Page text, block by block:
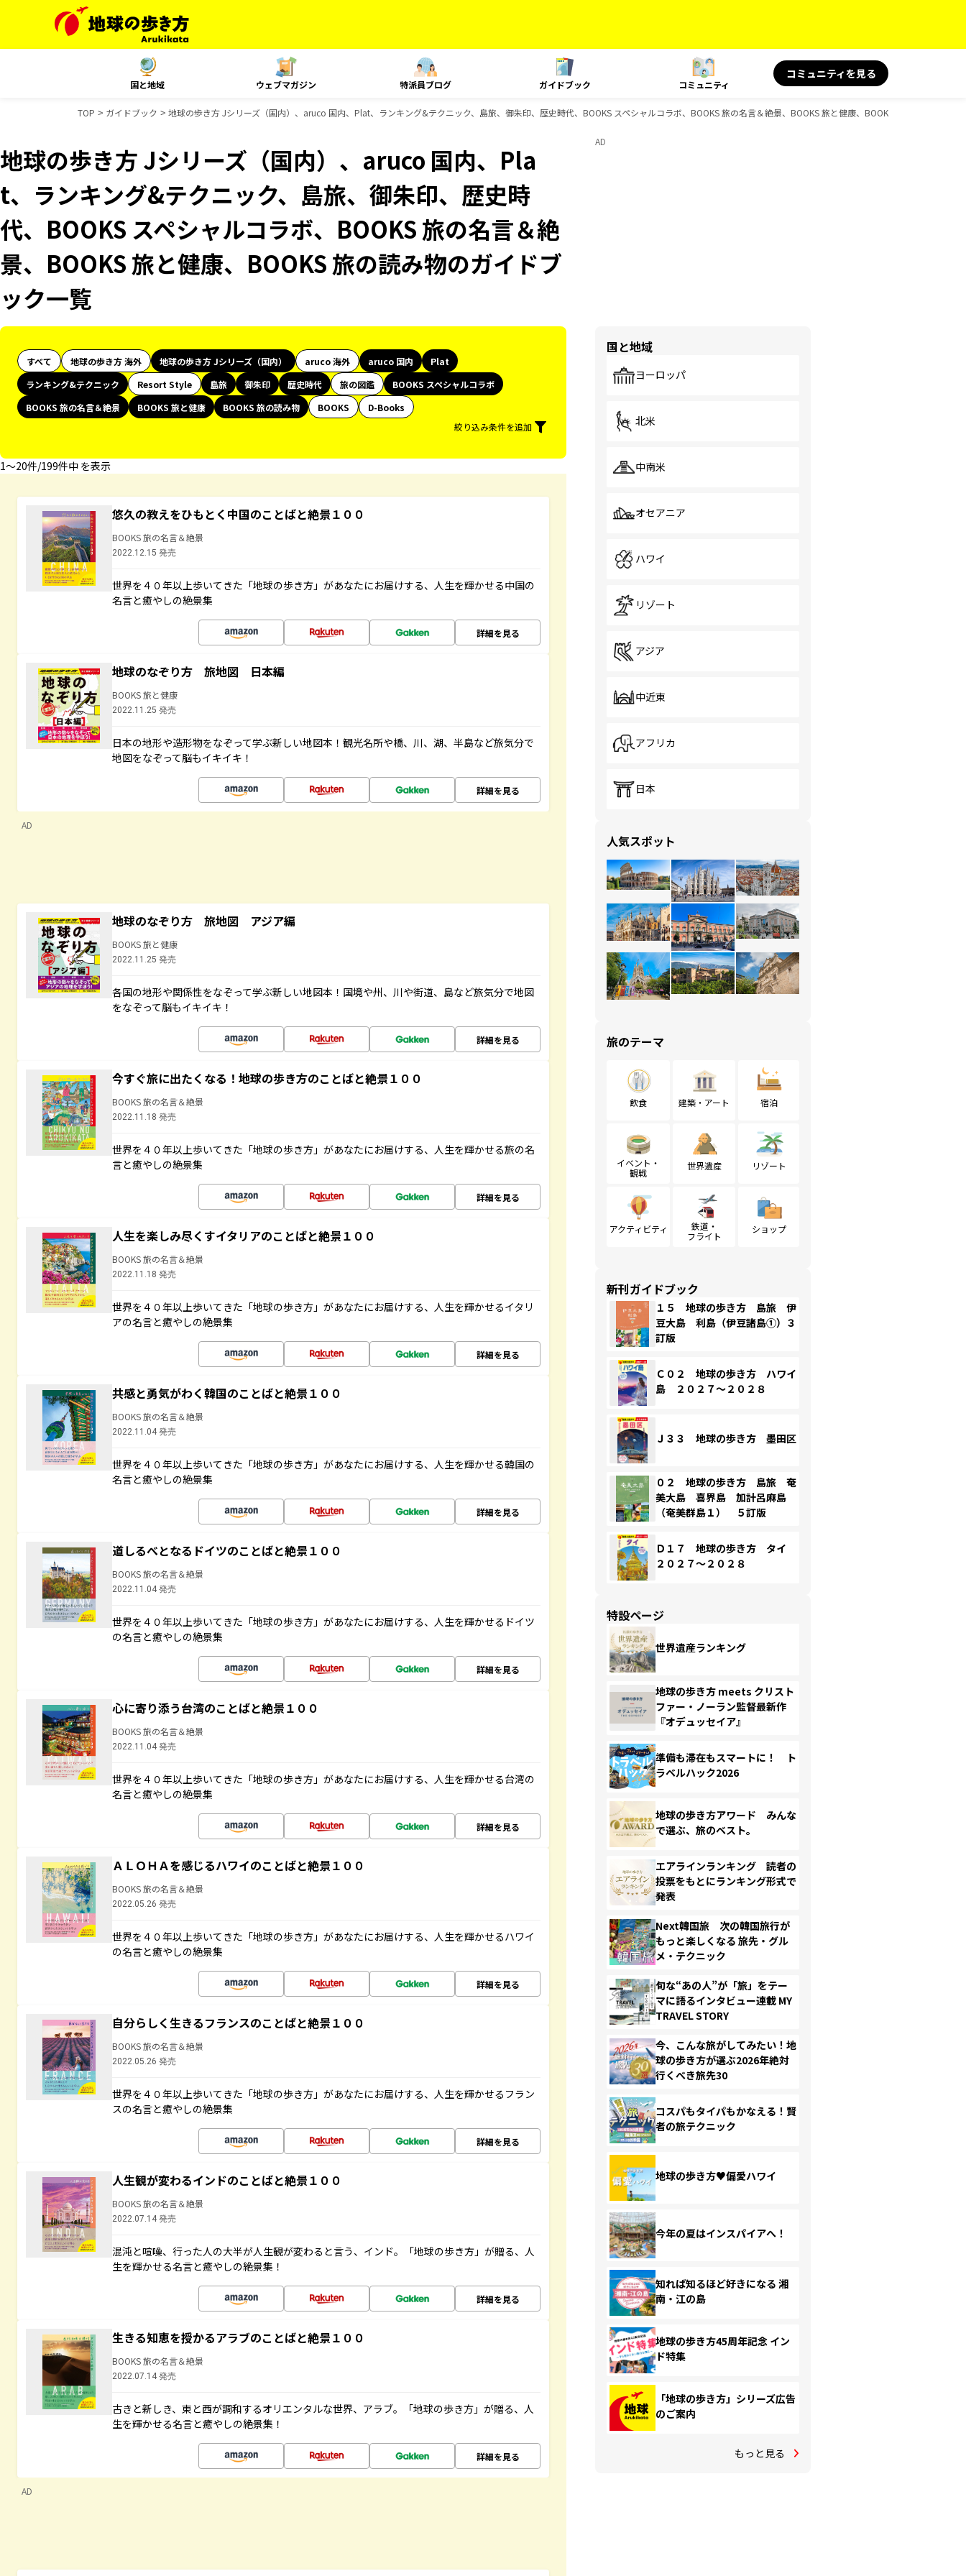
国と地域 ウェブマガジン 特派員ブログ ガイドブック コミュニティ
コミュニティを見る
TOP ガイドブック 地球の歩き方 Jシリーズ（国内）、aruco 国内、Plat、ランキング&テクニック、島旅、御朱印、歴史時代、BOOKS スペシャルコラボ、BOOKS 旅の名言＆絶景、BOOKS 旅と健康、BOOKS 旅の読み物のガ
地球の歩き方 Jシリーズ（国内）、aruco 国内、Pla
t、ランキング&テクニック、島旅、御朱印、歴史時
代、BOOKS スペシャルコラボ、BOOKS 旅の名言＆絶
景、BOOKS 旅と健康、BOOKS 旅の読み物のガイドブ
ック一覧
すべて 地球の歩き方 海外 地球の歩き方 Jシリーズ（国内） aruco 海外 aruco 国内
Plat
ランキング&テクニック
Resort Style 島旅 御朱印 歴史時代 旅の図鑑
BOOKS スペシャルコラボ
BOOKS 旅の名言＆絶景
BOOKS 旅と健康 BOOKS 旅の読み物 BOOKS
D-Books
絞り込み条件を追加
1〜20件/199件中 を表示
悠久の教えをひもとく中国のことばと絶景１００
BOOKS 旅の名言＆絶景
2022.12.15 発売
世界を４０年以上歩いてきた「地球の歩き方」があなたにお届けする、人生を輝かせる中国の
名言と癒やしの絶景集
詳細を見る
地球のなぞり方 旅地図 日本編
BOOKS 旅と健康
2022.11.25 発売
日本の地形や造形物をなぞって学ぶ新しい地図本！観光名所や橋、川、湖、半島など旅気分で
地図をなぞって脳もイキイキ！
詳細を見る
AD
地球のなぞり方 旅地図 アジア編
BOOKS 旅と健康
2022.11.25 発売
各国の地形や関係性をなぞって学ぶ新しい地図本！国境や州、川や街道、島など旅気分で地図
をなぞって脳もイキイキ！
詳細を見る
今すぐ旅に出たくなる！地球の歩き方のことばと絶景１００
BOOKS 旅の名言＆絶景
2022.11.18 発売
世界を４０年以上歩いてきた「地球の歩き方」があなたにお届けする、人生を輝かせる旅の名
言と癒やしの絶景集
詳細を見る
人生を楽しみ尽くすイタリアのことばと絶景１００
BOOKS 旅の名言＆絶景
2022.11.18 発売
世界を４０年以上歩いてきた「地球の歩き方」があなたにお届けする、人生を輝かせるイタリ
アの名言と癒やしの絶景集
詳細を見る
共感と勇気がわく韓国のことばと絶景１００
BOOKS 旅の名言＆絶景
2022.11.04 発売
世界を４０年以上歩いてきた「地球の歩き方」があなたにお届けする、人生を輝かせる韓国の
名言と癒やしの絶景集
詳細を見る
道しるべとなるドイツのことばと絶景１００
BOOKS 旅の名言＆絶景
2022.11.04 発売
世界を４０年以上歩いてきた「地球の歩き方」があなたにお届けする、人生を輝かせるドイツ
の名言と癒やしの絶景集
詳細を見る
心に寄り添う台湾のことばと絶景１００
BOOKS 旅の名言＆絶景
2022.11.04 発売
世界を４０年以上歩いてきた「地球の歩き方」があなたにお届けする、人生を輝かせる台湾の
名言と癒やしの絶景集
詳細を見る
ＡＬＯＨＡを感じるハワイのことばと絶景１００
BOOKS 旅の名言＆絶景
2022.05.26 発売
世界を４０年以上歩いてきた「地球の歩き方」があなたにお届けする、人生を輝かせるハワイ
の名言と癒やしの絶景集
詳細を見る
自分らしく生きるフランスのことばと絶景１００
BOOKS 旅の名言＆絶景
2022.05.26 発売
世界を４０年以上歩いてきた「地球の歩き方」があなたにお届けする、人生を輝かせるフラン
スの名言と癒やしの絶景集
詳細を見る
人生観が変わるインドのことばと絶景１００
BOOKS 旅の名言＆絶景
2022.07.14 発売
混沌と喧噪、行った人の大半が人生観が変わると言う、インド。「地球の歩き方」が贈る、人
生を輝かせる名言と癒やしの絶景集！
詳細を見る
生きる知恵を授かるアラブのことばと絶景１００
BOOKS 旅の名言＆絶景
2022.07.14 発売
古きと新しき、東と西が調和するオリエンタルな世界、アラブ。「地球の歩き方」が贈る、人
生を輝かせる名言と癒やしの絶景集！
詳細を見る
AD
AD
国と地域
ヨーロッパ
北米
中南米
オセアニア
ハワイ
リゾート
アジア
中近東
アフリカ
日本
人気スポット
旅のテーマ
飲食 建築・アート 宿泊
イベント・
観戦
世界遺産 リゾート
アクティビティ
鉄道・
フライト
ショップ
新刊ガイドブック
１５ 地球の歩き方 島旅 伊
豆大島 利島（伊豆諸島①）３
訂版
Ｃ０２ 地球の歩き方 ハワイ
島 ２０２７～２０２８
Ｊ３３ 地球の歩き方 墨田区
０２ 地球の歩き方 島旅 奄
美大島 喜界島 加計呂麻島
（奄美群島１） ５訂版
Ｄ１７ 地球の歩き方 タイ
２０２７～２０２８
特設ページ
世界遺産ランキング
地球の歩き方 meets クリスト
ファー・ノーラン監督最新作
『オデュッセイア』
準備も滞在もスマートに！ ト
ラベルハック2026
地球の歩き方アワード みんな
で選ぶ、旅のベスト。
エアラインランキング 読者の
投票をもとにランキング形式で
発表
Next韓国旅 次の韓国旅行が
もっと楽しくなる 旅先・グル
メ・テクニック
旬な“あの人”が「旅」をテー
マに語るインタビュー連載 MY
TRAVEL STORY
今、こんな旅がしてみたい！地
球の歩き方が選ぶ2026年絶対
行くべき旅先30
コスパもタイパもかなえる！賢
者の旅テクニック
地球の歩き方♥偏愛ハワイ
今年の夏はインスパイアへ！
知れば知るほど好きになる 湘
南・江の島
地球の歩き方45周年記念 イン
ド特集
「地球の歩き方」シリーズ広告
のご案内
もっと見る